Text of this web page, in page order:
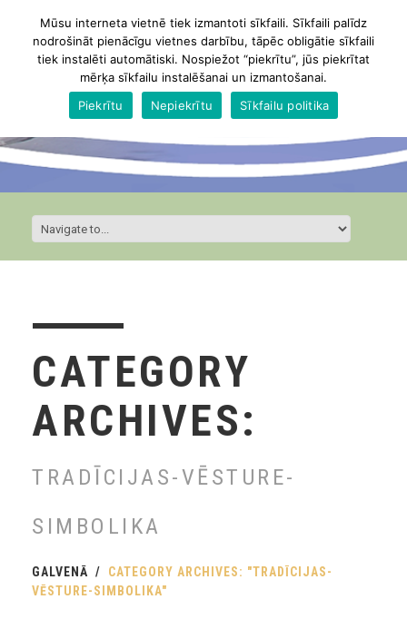
CATEGORY
ARCHIVES:
TRADĪCIJAS-VĒSTURE-
SIMBOLIKA
GALVENĀ
CATEGORY ARCHIVES: "TRADĪCIJAS-
VĒSTURE-SIMBOLIKA"
Mūsu interneta vietnē tiek izmantoti sīkfaili. Sīkfaili palīdz
nodrošināt pienācīgu vietnes darbību, tāpēc obligātie sīkfaili
tiek instalēti automātiski. Nospiežot “piekrītu”, jūs piekrītat
mērķa sīkfailu instalēšanai un izmantošanai.
Piekrītu
Nepiekrītu Sīkfailu politika